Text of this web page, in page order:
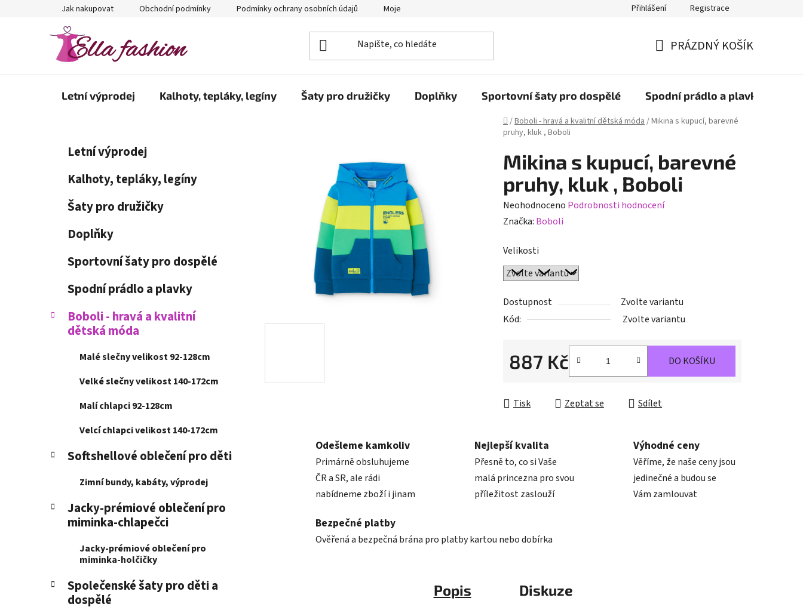
Jak nakupovat Obchodní podmínky Podmínky ochrany osobních údajů Moje objednávka Přihlášení Registrace
KOŠÍK
PRÁZDNÝ KOŠÍK
Letní výprodej Kalhoty, tepláky, legíny Šaty pro družičky Doplňky Sportovní šaty pro dospělé Spodní prádlo a plavky
Domů
/Boboli - hravá a kvalitní dětská móda/Mikina s kupucí, barevné
pruhy, kluk , Boboli
n
Přeskočit
kategorie
Letní výprodej
Kalhoty, tepláky, legíny
Šaty pro družičky
Doplňky
Sportovní šaty pro dospělé
Spodní prádlo a plavky
Boboli - hravá a kvalitní
dětská móda
Malé slečny velikost 92-128cm
Velké slečny velikost 140-172cm
Malí chlapci 92-128cm
Velcí chlapci velikost 140-172cm
Softshellové oblečení pro děti
Zimní bundy, kabáty, výprodej
Jacky-prémiové oblečení pro
miminka-chlapečci
Jacky-prémiové oblečení pro
miminka-holčičky
Společenské šaty pro děti a
dospělé
Mikina s kupucí, barevné
pruhy, kluk , Boboli
Průměrné
hodnocení
je
0,0
z
5
hvězdiček.
Neohodnoceno Podrobnosti hodnocení
Značka: Boboli
Velikosti
Dostupnost
Zvolte variantu
Kód:
Zvolte variantu
887 Kč DO KOŠÍKU
Tisk Zeptat se Sdílet
Odešleme kamkoliv
Primárně obsluhujeme
ČR a SR, ale rádi
nabídneme zboží i jinam
Nejlepší kvalita
Přesně to, co si Vaše
malá princezna pro svou
příležitost zaslouží
Výhodné ceny
Věříme, že naše ceny jsou
jedinečné a budou se
Vám zamlouvat
Bezpečné platby
Ověřená a bezpečná brána pro platby kartou nebo dobírka
Popis Diskuze